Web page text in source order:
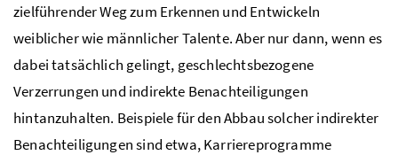
zielführender Weg zum Erkennen und Entwickeln
weiblicher wie männlicher Talente. Aber nur dann, wenn es
dabei tatsächlich gelingt, geschlechtsbezogene
Verzerrungen und indirekte Benachteiligungen
hintanzuhalten. Beispiele für den Abbau solcher indirekter
Benachteiligungen sind etwa, Karriereprogramme